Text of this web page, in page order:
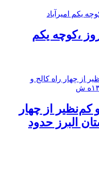
،کوچه یکم
از چهار
البرز حدود